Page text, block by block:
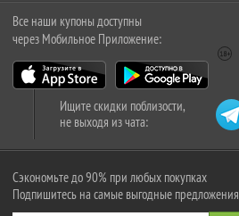
Все наши купоны доступны
через Мобильное Приложение:
Ищите скидки поблизости,
не выходя из чата:
Сэкономьте до 90% при любых покупках
Подпишитесь на самые выгодные предложения